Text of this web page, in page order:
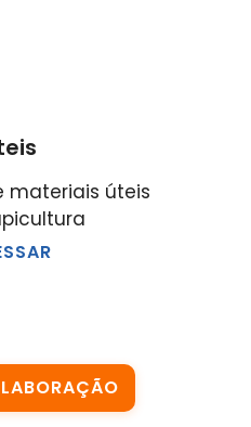
materiais úteis